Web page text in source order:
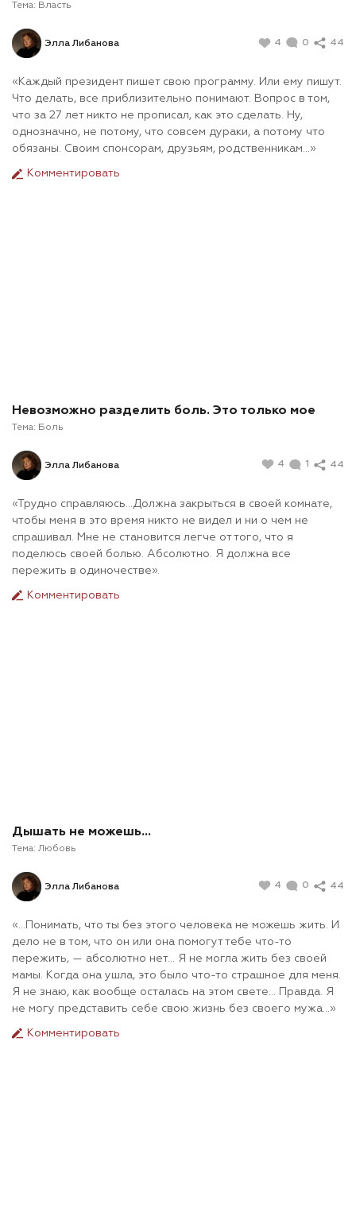
Тема: Власть
Элла Либанова 4 0 44
«Каждый президент пишет свою программу. Или ему пишут.
Что делать, все приблизительно понимают. Вопрос в том,
что за 27 лет никто не прописал, как это сделать. Ну,
однозначно, не потому, что совсем дураки, а потому что
обязаны. Своим спонсорам, друзьям, родственникам…»
Комментировать
Невозможно разделить боль. Это только мое
Тема: Боль
Элла Либанова 4 1 44
«Трудно справляюсь…Должна закрыться в своей комнате,
чтобы меня в это время никто не видел и ни о чем не
спрашивал. Мне не становится легче от того, что я
поделюсь своей болью. Абсолютно. Я должна все
пережить в одиночестве».
Комментировать
Дышать не можешь…
Тема: Любовь
Элла Либанова 4 0 44
«…Понимать, что ты без этого человека не можешь жить. И
дело не в том, что он или она помогут тебе что-то
пережить, — абсолютно нет… Я не могла жить без своей
мамы. Когда она ушла, это было что-то страшное для меня.
Я не знаю, как вообще осталась на этом свете… Правда. Я
не могу представить себе свою жизнь без своего мужа…»
Комментировать